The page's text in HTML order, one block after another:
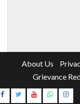
About Us
Grievance